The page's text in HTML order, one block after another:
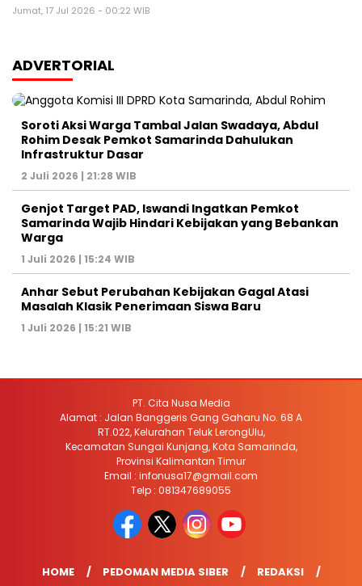
Jumat, 17 Jul 2026 - 00:22 WIB
ADVERTORIAL
Soroti Aksi Warga Tambal Jalan Swadaya, Abdul
Rohim Desak Pemkot Samarinda Dahulukan
Infrastruktur Dasar
2 Juli 2026 | 21:28 WIB
Genjot Target PAD, Iswandi Ingatkan Pemkot
Samarinda Wajib Hindari Kebijakan yang Bebankan
Warga
1 Juli 2026 | 15:24 WIB
Anhar Sebut Perubahan Kebijakan Gagal Atasi
Masalah Klasik Penerimaan Siswa Baru
1 Juli 2026 | 15:21 WIB
PT. Cita Nusa Media
Alamat : Jalan Banggeris Gang Gaharu No. 68 A
RT.022, Kelurahan Teluk LerongUlu,
Kecamatan Sungai Kunjang, Kota Samarinda,
Provinsi Kalimantan Timur
Email : infonusa17@gmail.com
Telp : 081347689055
HOME PEDOMAN MEDIA SIBER REDAKSI